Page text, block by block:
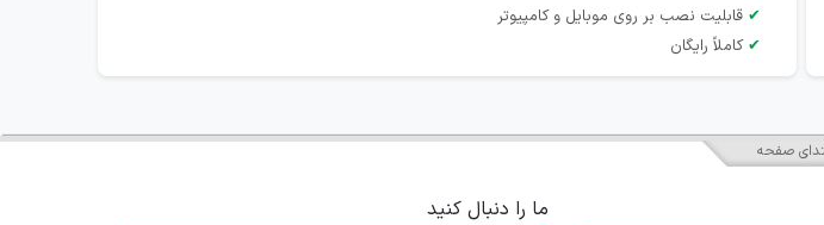
✔ قابلیت نصب بر روی موبایل و کامپیوتر
✔ کاملاً رایگان
صفحه
ما را دنبال کنید